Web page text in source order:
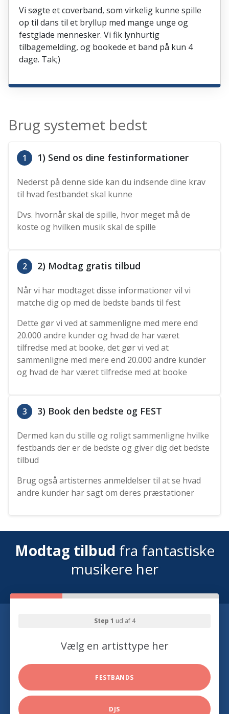
Vi søgte et coverband, som virkelig kunne spille
op til dans til et bryllup med mange unge og
festglade mennesker. Vi fik lynhurtig
tilbagemelding, og bookede et band på kun 4
dage. Tak;)
Brug systemet bedst
1 1) Send os dine festinformationer
Nederst på denne side kan du indsende dine krav
til hvad festbandet skal kunne
Dvs. hvornår skal de spille, hvor meget må de
koste og hvilken musik skal de spille
2 2) Modtag gratis tilbud
Når vi har modtaget disse informationer vil vi
matche dig op med de bedste bands til fest
Dette gør vi ved at sammenligne med mere end
20.000 andre kunder og hvad de har været
tilfredse med at booke, det gør vi ved at
sammenligne med mere end 20.000 andre kunder
og hvad de har været tilfredse med at booke
3 3) Book den bedste og FEST
Dermed kan du stille og roligt sammenligne hvilke
festbands der er de bedste og giver dig det bedste
tilbud
Brug også artisternes anmeldelser til at se hvad
andre kunder har sagt om deres præstationer
Modtag tilbud fra fantastiske
musikere her
Step 1 ud af 4
Vælg en artisttype her
FESTBANDS
DJS